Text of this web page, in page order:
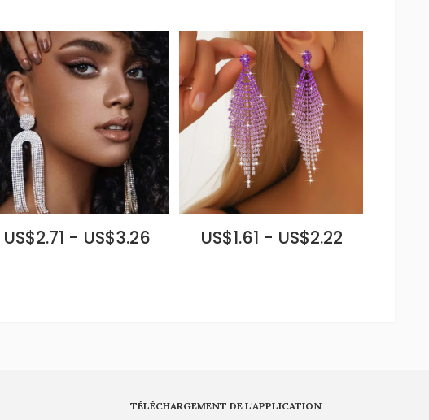
US$2.71 - US$3.26 US$1.61 - US$2.22
TÉLÉCHARGEMENT DE L'APPLICATION